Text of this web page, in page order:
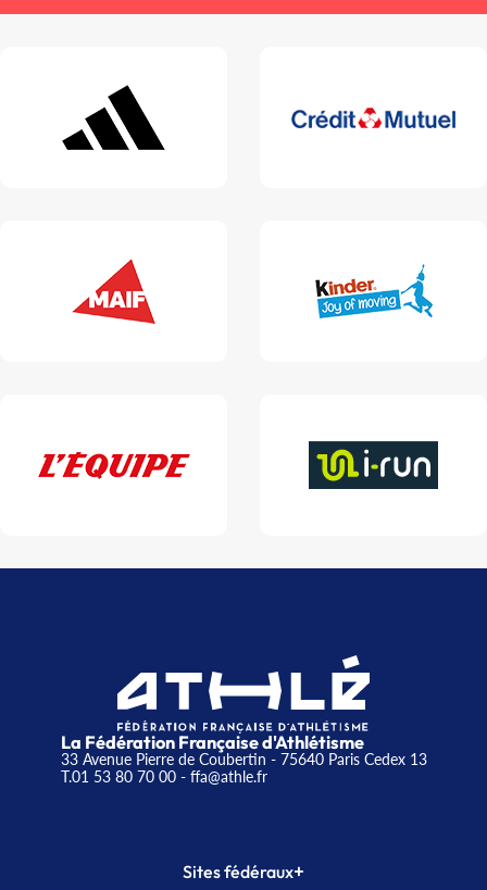
La Fédération Française d'Athlétisme
33 Avenue Pierre de Coubertin - 75640 Paris Cedex 13
T.01 53 80 70 00- ffa@athle.fr
Sites fédéraux+